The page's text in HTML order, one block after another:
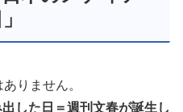
りません。
した日＝週刊文春が誕生し